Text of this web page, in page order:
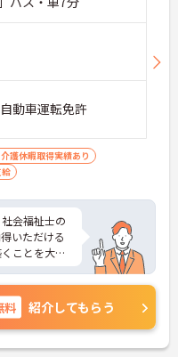
動車運転免許
護休暇取得実績あり
会福祉士の
いただける
ことを大切
なりませ
た働き方が
など、さら
ご相談くだ
料 紹介してもらう